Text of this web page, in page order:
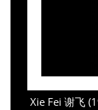
Xie Fei 谢飞